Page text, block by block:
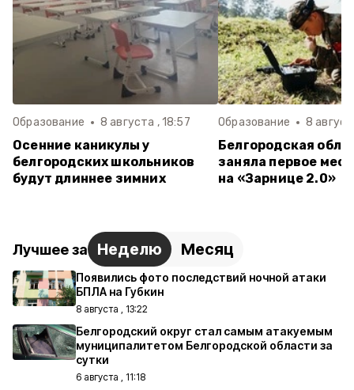
Образование 8 августа , 18:57
Осенние каникулы у
белгородских школьников
будут длиннее зимних
Образование 8
Белгородская
заняла первое
на «Зарнице 2.0»
Лучшее за Неделю Месяц
Появились фото последствий ночной атаки
БПЛА на Губкин
8 августа , 13:22
Белгородский округ стал самым атакуемым
муниципалитетом Белгородской области за
сутки
6 августа , 11:18